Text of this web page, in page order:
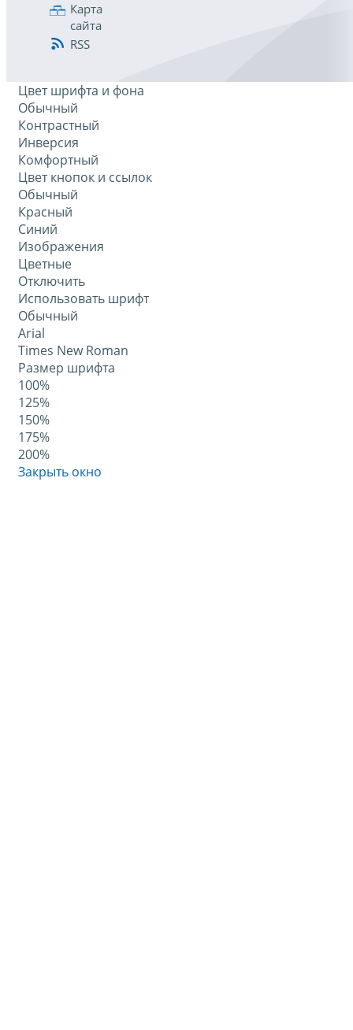
Карта
сайта
RSS
Цвет шрифта и фона
Обычный
Контрастный
Инверсия
Комфортный
Цвет кнопок и ссылок
Обычный
Красный
Синий
Изображения
Цветные
Отключить
Использовать шрифт
Обычный
Arial
Times New Roman
Размер шрифта
100%
125%
150%
175%
200%
Закрыть окно